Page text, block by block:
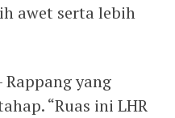
awet serta lebih
yang
“Ruas ini LHR